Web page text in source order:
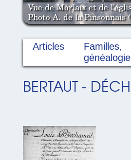
Vue de Morlaix et de
Photo A. de la Pinsonnais
Articles
Familles,
BERTAUT -